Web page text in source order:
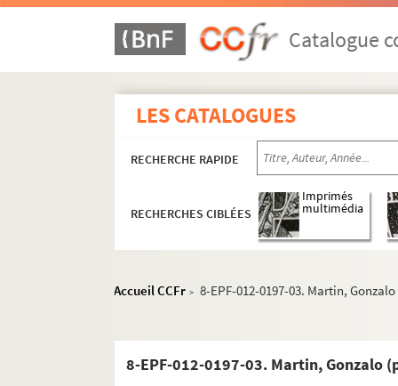
Catalogue
LES CATALOGUES
RECHERCHE RAPIDE
RECHERCHES CIBLÉES
Imprimés
multimédia
Accueil CCFr > 8-EPF-012-0197-03. Martin,
8-EPF-012-0197-03. Martin, Gonzalo